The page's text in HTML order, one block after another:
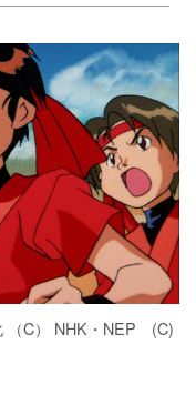
（C） NHK・NEP (C)